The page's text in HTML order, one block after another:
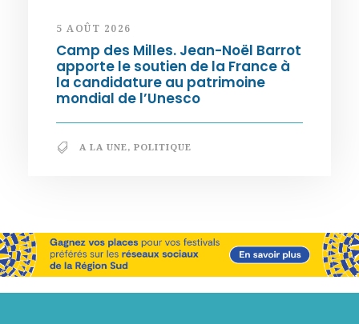
5 AOÛT 2026
Camp des Milles. Jean-Noël Barrot
apporte le soutien de la France à
la candidature au patrimoine
mondial de l’Unesco
A LA UNE, POLITIQUE